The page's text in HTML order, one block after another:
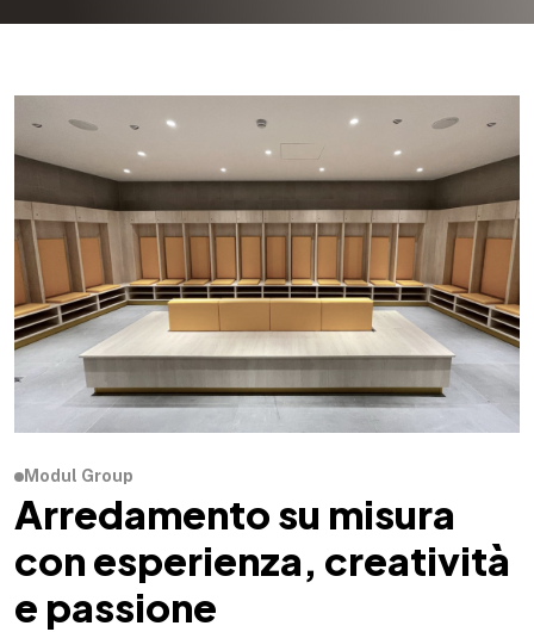
Modul Group
Arredamento su misura
con esperienza, creatività
e passione